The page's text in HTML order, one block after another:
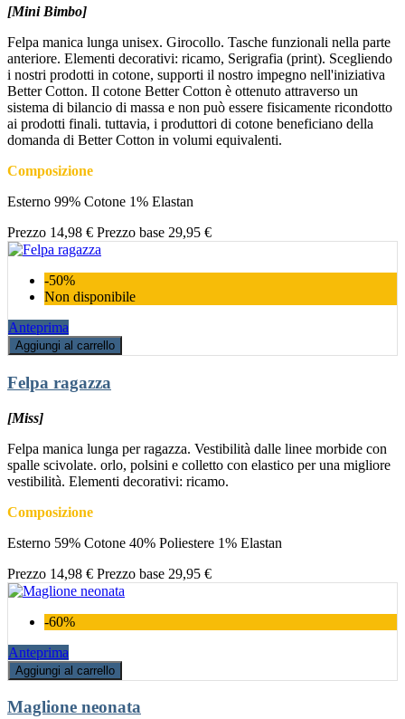
[Mini Bimbo]
Felpa manica lunga unisex. Girocollo. Tasche funzionali nella parte
anteriore. Elementi decorativi: ricamo, Serigrafia (print). Scegliendo
i nostri prodotti in cotone, supporti il nostro impegno nell'iniziativa
Better Cotton. Il cotone Better Cotton è ottenuto attraverso un
sistema di bilancio di massa e non può essere fisicamente ricondotto
ai prodotti finali. tuttavia, i produttori di cotone beneficiano della
domanda di Better Cotton in volumi equivalenti.
Composizione
Esterno 99% Cotone 1% Elastan
Prezzo 14,98 € Prezzo base 29,95 €
-50%
Non disponibile
Anteprima
Aggiungi al carrello
Felpa ragazza
[Miss]
Felpa manica lunga per ragazza. Vestibilità dalle linee morbide con
spalle scivolate. orlo, polsini e colletto con elastico per una migliore
vestibilità. Elementi decorativi: ricamo.
Composizione
Esterno 59% Cotone 40% Poliestere 1% Elastan
Prezzo 14,98 € Prezzo base 29,95 €
-60%
Anteprima
Aggiungi al carrello
Maglione neonata